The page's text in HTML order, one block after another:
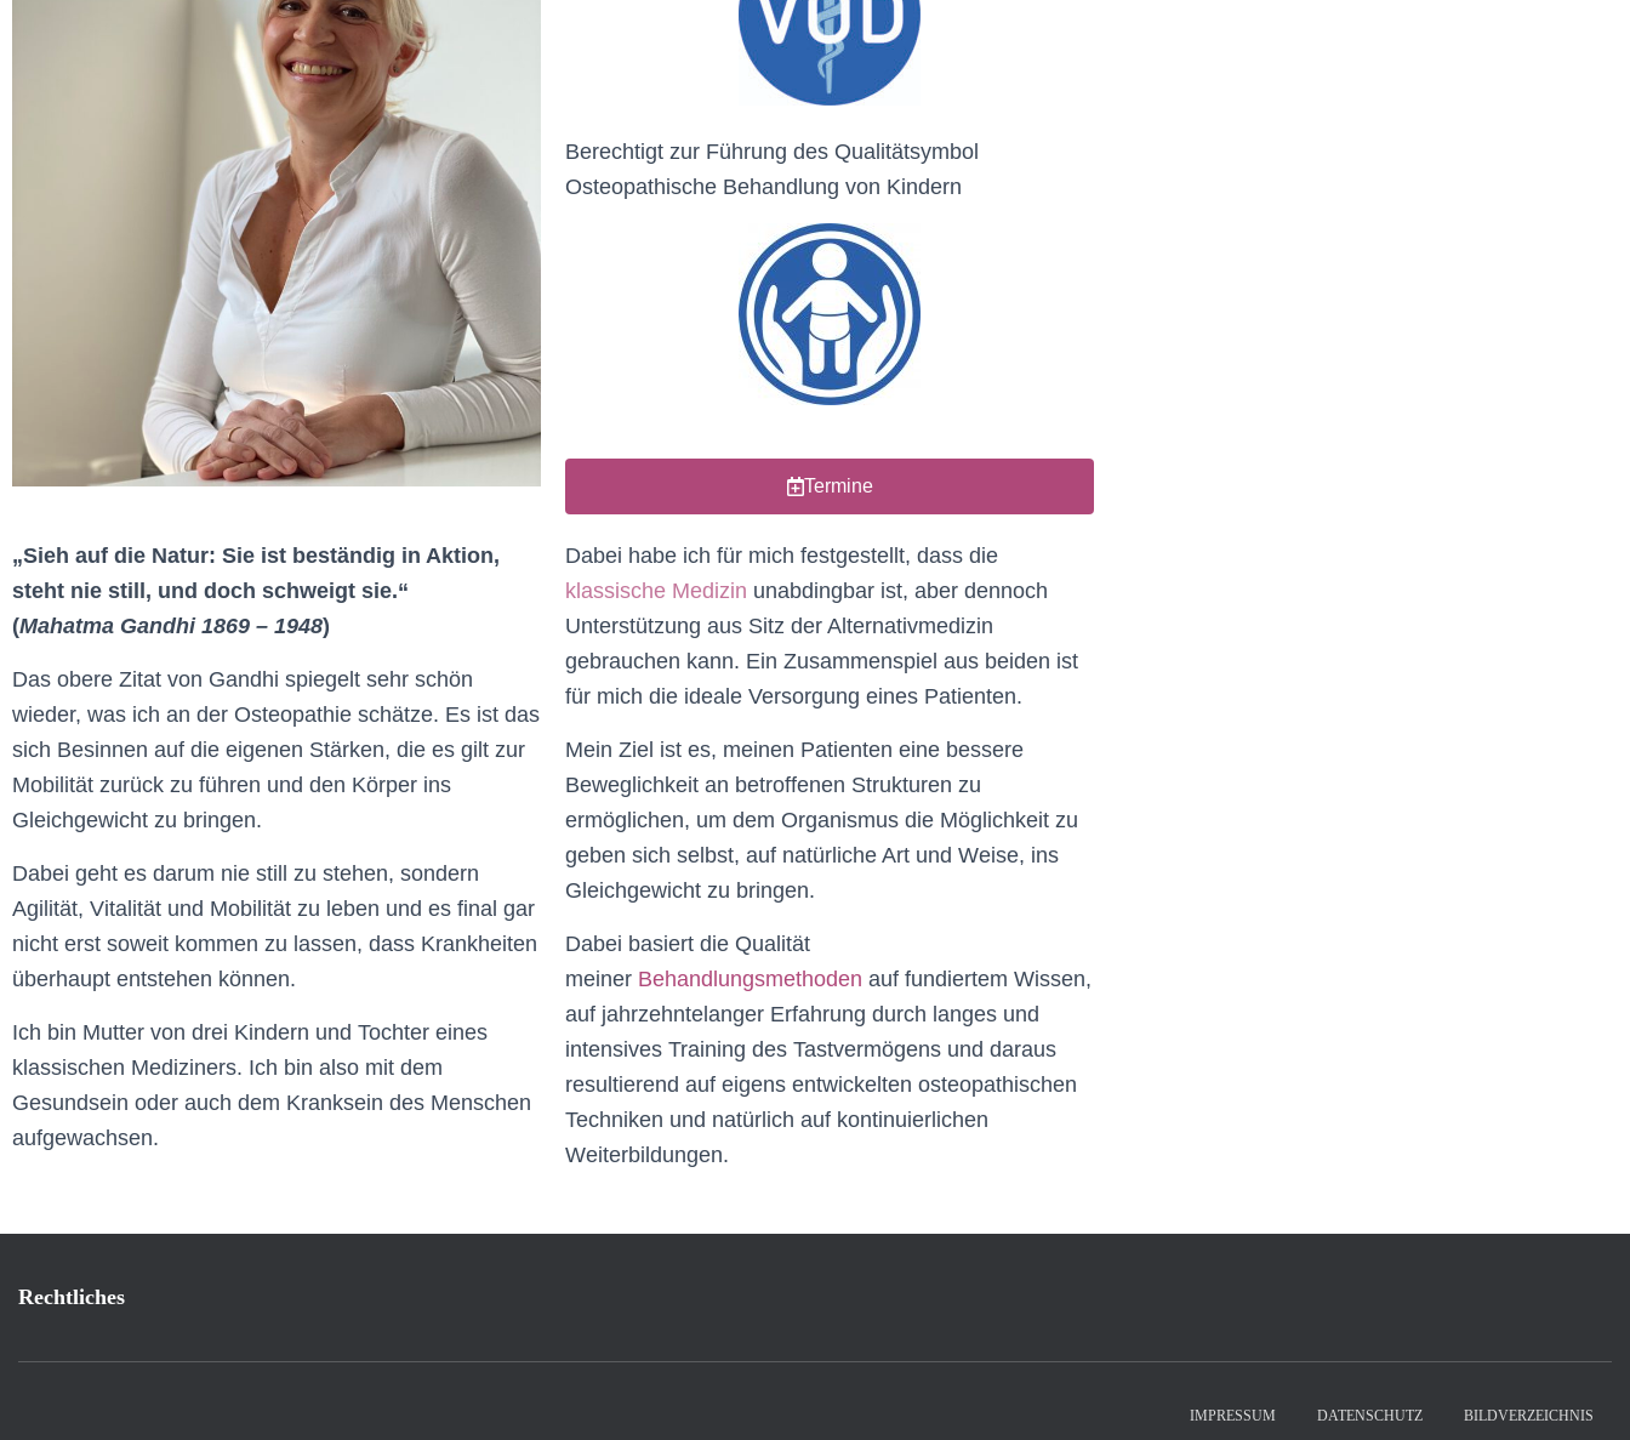
Berechtigt zur Führung des Qualitätsymbol
Osteopathische Behandlung von Kindern
Termine
„Sieh auf die Natur: Sie ist beständig in Aktion,
steht nie still, und doch schweigt sie.“
(Mahatma Gandhi 1869 – 1948)
Das obere Zitat von Gandhi spiegelt sehr schön
wieder, was ich an der Osteopathie schätze. Es ist das
sich Besinnen auf die eigenen Stärken, die es gilt zur
Mobilität zurück zu führen und den Körper ins
Gleichgewicht zu bringen.
Dabei geht es darum nie still zu stehen, sondern
Agilität, Vitalität und Mobilität zu leben und es final gar
nicht erst soweit kommen zu lassen, dass Krankheiten
überhaupt entstehen können.
Ich bin Mutter von drei Kindern und Tochter eines
klassischen Mediziners. Ich bin also mit dem
Gesundsein oder auch dem Kranksein des Menschen
aufgewachsen.
Dabei habe ich für mich festgestellt, dass die
klassische Medizin unabdingbar ist, aber dennoch
Unterstützung aus Sitz der Alternativmedizin
gebrauchen kann. Ein Zusammenspiel aus beiden ist
für mich die ideale Versorgung eines Patienten.
Mein Ziel ist es, meinen Patienten eine bessere
Beweglichkeit an betroffenen Strukturen zu
ermöglichen, um dem Organismus die Möglichkeit zu
geben sich selbst, auf natürliche Art und Weise, ins
Gleichgewicht zu bringen.
Dabei basiert die Qualität
meiner Behandlungsmethoden auf fundiertem Wissen,
auf jahrzehntelanger Erfahrung durch langes und
intensives Training des Tastvermögens und daraus
resultierend auf eigens entwickelten osteopathischen
Techniken und natürlich auf kontinuierlichen
Weiterbildungen.
Rechtliches
IMPRESSUM DATENSCHUTZ BILDVERZEICHNIS